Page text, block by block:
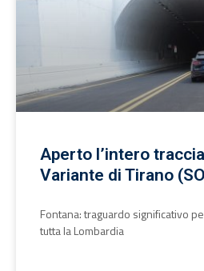
Aperto l’intero
Variante di Tirano
Fontana: traguardo significativo
tutta la Lombardia